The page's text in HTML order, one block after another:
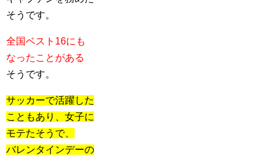
そうです。
全国ベスト16にも
なったことがある
そうです。
サッカーで活躍した
こともあり、女子に
モテたそうで、
バレンタインデーの